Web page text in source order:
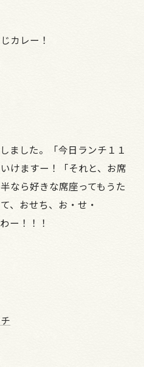
カレー！
ました。「今日ランチ１１
けますー！「それと、お席
なら好きな席座ってもうた
、おせち、お・せ・
ー！！！